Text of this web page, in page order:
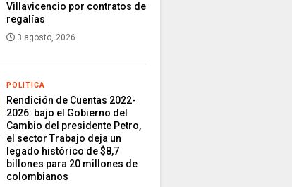
Villavicencio por contratos de
regalías
3 agosto, 2026
POLITICA
Rendición de Cuentas 2022-
2026: bajo el Gobierno del
Cambio del presidente Petro,
el sector Trabajo deja un
legado histórico de $8,7
billones para 20 millones de
colombianos